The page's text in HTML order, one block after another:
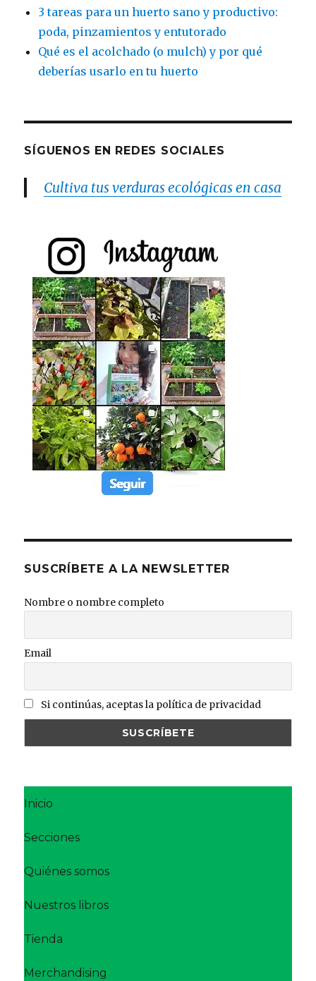
3 tareas para un huerto sano y productivo:
poda, pinzamientos y entutorado
Qué es el acolchado (o mulch) y por qué
deberías usarlo en tu huerto
SÍGUENOS EN REDES SOCIALES
Cultiva tus verduras ecológicas en casa
SUSCRÍBETE A LA NEWSLETTER
Nombre o nombre completo
Email
Si continúas, aceptas la política de privacidad
Inicio
Secciones
Quiénes somos
Nuestros libros
Tienda
Merchandising